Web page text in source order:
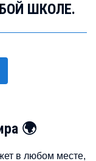
ШКОЛЕ.
🌍
в любом месте,